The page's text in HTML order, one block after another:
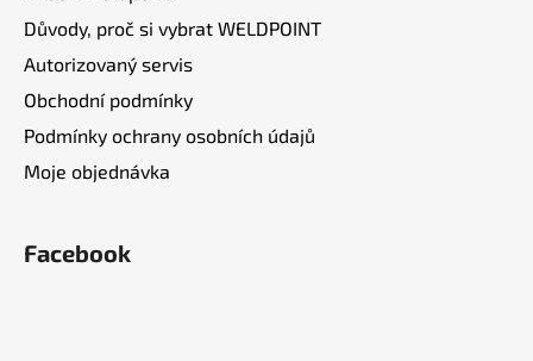
Důvody, proč si vybrat WELDPOINT
Autorizovaný servis
Obchodní podmínky
Podmínky ochrany osobních údajů
Moje objednávka
Facebook